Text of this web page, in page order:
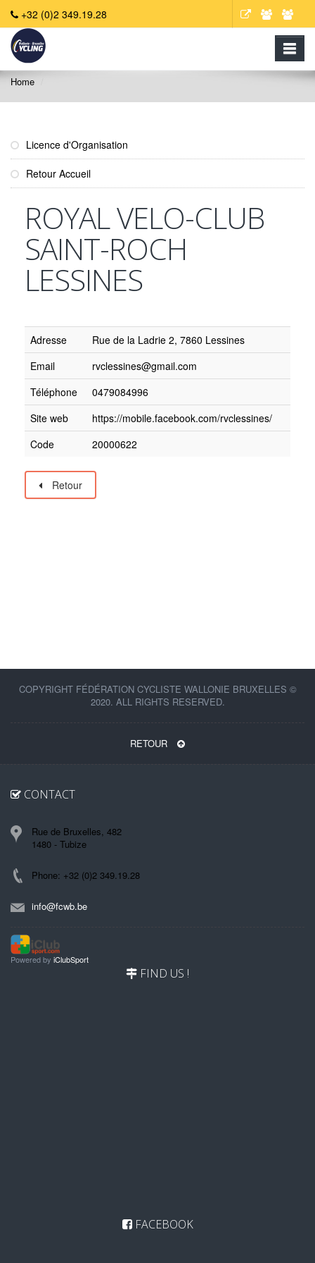
+32 (0)2 349.19.28
Home
Licence d'Organisation
Retour Accueil
ROYAL VELO-CLUB
SAINT-ROCH
LESSINES
Adresse
Rue de la Ladrie 2, 7860 Lessines
Email
rvclessines@gmail.com
Téléphone
0479084996
Site web
https://mobile.facebook.com/rvclessines/
Code
20000622
Retour
COPYRIGHT FÉDÉRATION CYCLISTE WALLONIE BRUXELLES ©
2020. ALL RIGHTS RESERVED.
RETOUR
CONTACT
Rue de Bruxelles, 482
1480 - Tubize
Phone: +32 (0)2 349.19.28
info@fcwb.be
Powered by iClubSport
FIND US !
FACEBOOK